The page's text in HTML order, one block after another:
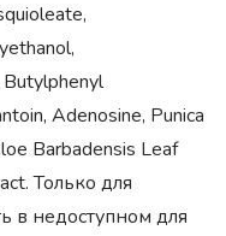
Butylphenyl
Adenosine, Punica
Barbadensis Leaf
Только для
в недоступном для